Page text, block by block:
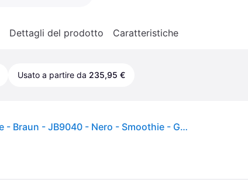
Dettagli del prodotto Caratteristiche
Usato a partire da 235,95 €
Frullatore a immersione - Braun - JB9040 - Nero - Smoothie - Ghiaccio tritato